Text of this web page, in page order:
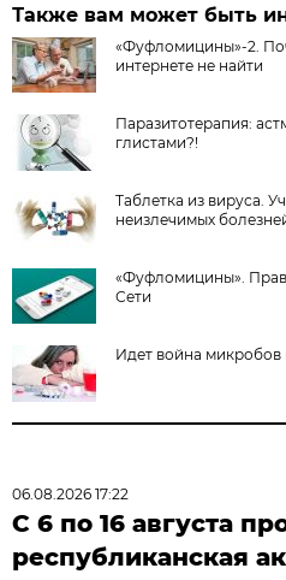
Также вам может быть
«Фуфломицины»-2.
интернете не найти
Паразитотерапия:
глистами?!
Таблетка из вируса.
неизлечимых
«Фуфломицины».
Сети
Идет война микробов
06.08.2026 17:22
С 6 по 16 августа
республиканская